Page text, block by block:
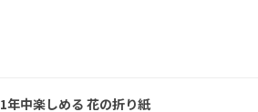
1年中楽しめる 花の折り紙